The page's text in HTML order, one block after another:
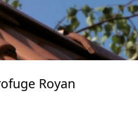
Royan